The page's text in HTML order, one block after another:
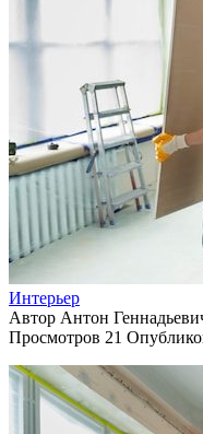
Интерьер
Автор Антон
Просмотров 21